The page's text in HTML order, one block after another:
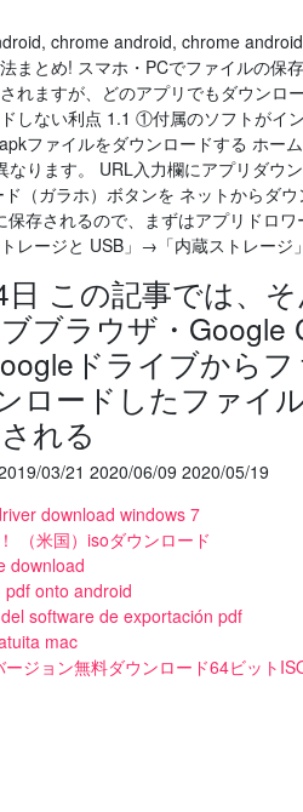
chrome android, chrome
まとめ! スマホ・PCでファイルの保
れますが、どのアプリでもダウンロ
しない利点 1.1 ①付属のソフトがイ
ファイルをダウンロードする ホー
なります。 URL入力欄にアプリダウ
（ガラホ）ボタンを ネットからダ
保存されるので、まずはアプリドロ
レージと USB」→「内蔵ストレー
日 この記事では、
ブラウザ・Google
ドライブから
ロードしたファイ
れる
03/21 2020/06/09 2020/05/19
download windows 7
（米国）isoダウンロード
download
onto android
software de exportación pdf
mac
ジョン無料ダウンロード64ビット